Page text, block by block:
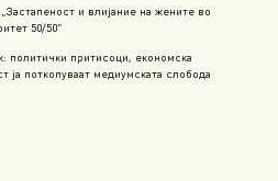
и влијание на жените во
50/50“
политички притисоци, економска
ја поткопуваат медиумската слобода